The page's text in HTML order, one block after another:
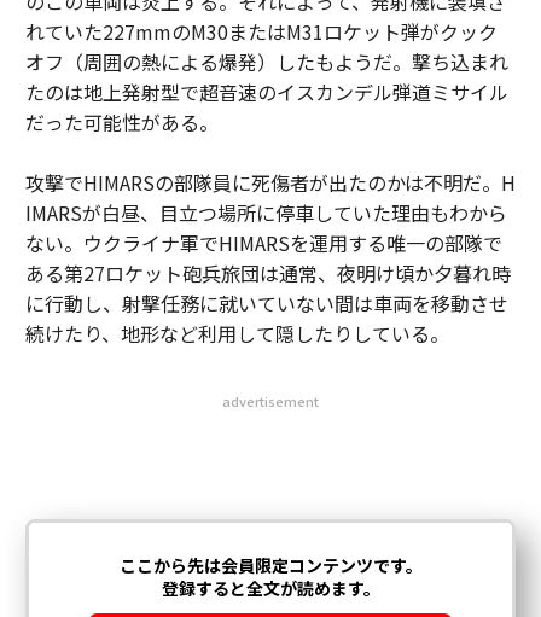
れていた227mmのM30またはM31ロケット弾がクック
オフ（周囲の熱による爆発）したもようだ。撃ち込まれ
たのは地上発射型で超音速のイスカンデル弾道ミサイル
だった可能性がある。
攻撃でHIMARSの部隊員に死傷者が出たのかは不明だ。H
IMARSが白昼、目立つ場所に停車していた理由もわから
ない。ウクライナ軍でHIMARSを運用する唯一の部隊で
ある第27ロケット砲兵旅団は通常、夜明け頃か夕暮れ時
に行動し、射撃任務に就いていない間は車両を移動させ
続けたり、地形など利用して隠したりしている。
advertisement